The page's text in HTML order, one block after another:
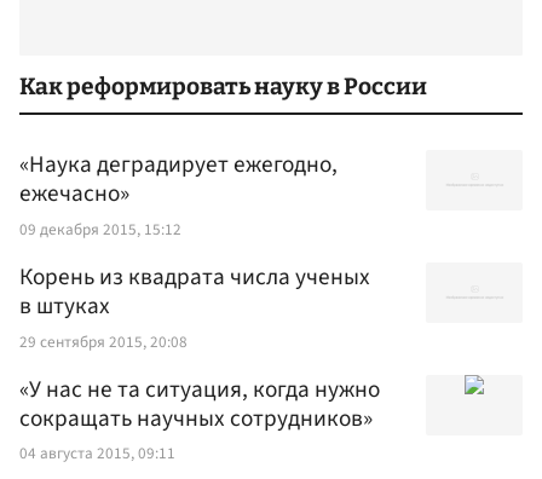
Как реформировать науку в России
«Наука деградирует ежегодно,
ежечасно»
09 декабря 2015, 15:12
Корень из квадрата числа ученых
в штуках
29 сентября 2015, 20:08
«У нас не та ситуация, когда нужно
сокращать научных сотрудников»
04 августа 2015, 09:11